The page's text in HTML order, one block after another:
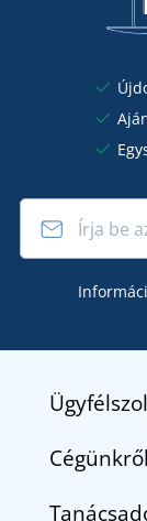
Kapcsolat
Cégünkről
Rólunk